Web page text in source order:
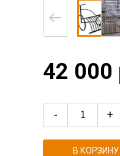
42 000
- +
В КОРЗИНУ